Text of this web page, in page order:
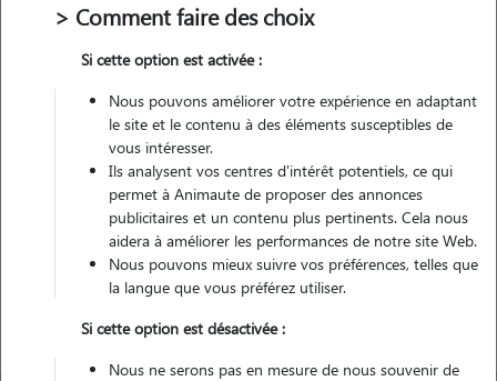
Non véhiculé
Contacter
L'envoi d'une demande est sans engagement
> Comment faire des choix
Si cette option est activée :
Nous pouvons améliorer votre expérience en adaptant
le site et le contenu à des éléments susceptibles de
vous intéresser.
Ils analysent vos centres d'intérêt potentiels, ce qui
permet à Animaute de proposer des annonces
publicitaires et un contenu plus pertinents. Cela nous
aidera à améliorer les performances de notre site Web.
Nous pouvons mieux suivre vos préférences, telles que
la langue que vous préférez utiliser.
Si cette option est désactivée :
Nous ne serons pas en mesure de nous souvenir de